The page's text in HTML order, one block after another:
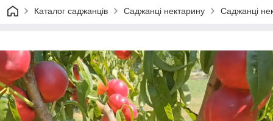
Каталог саджанців Саджанці нектарину Саджанці